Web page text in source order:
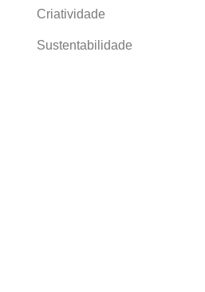
Criatividade
Sustentabilidade